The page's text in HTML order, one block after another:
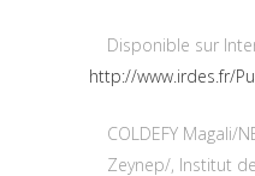
Disponible sur
http://www.irdes.fr/
COLDEFY Magali/
Zeynep/, Institut